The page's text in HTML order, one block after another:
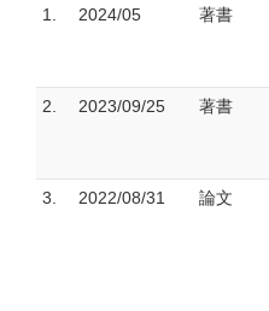
1.
2024/05 著書
2. 2023/09/25 著書
3. 2022/08/31 論文